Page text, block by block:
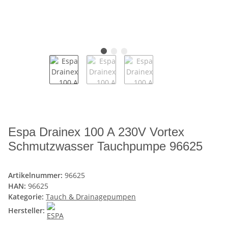
Espa Drainex 100 A 230V Vortex
Schmutzwasser Tauchpumpe 96625
Artikelnummer: 96625
HAN: 96625
Kategorie: Tauch & Drainagepumpen
Hersteller: